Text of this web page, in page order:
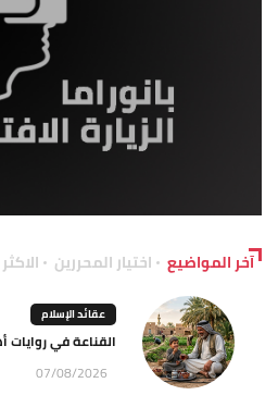
آخر المواضيع اختيار المحررين
عقائد الإسلام
القناعة في روايات
07/08/2026